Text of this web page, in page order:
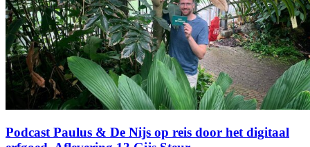
Podcast Paulus & De Nijs op reis door het digitaal